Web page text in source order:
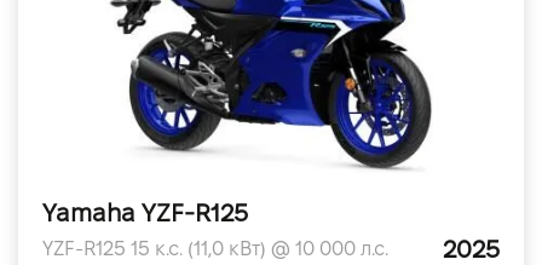
Yamaha YZF-R125
YZF-R125 15 к.с. (11,0 кВт) @ 10 000 л.с. 2025